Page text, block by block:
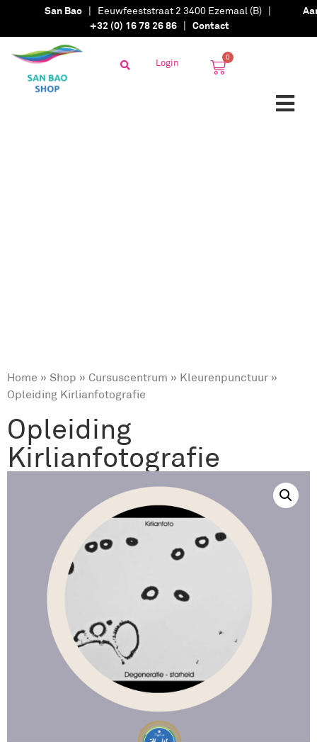
San Bao | Eeuwfeeststraat 2 3400 Ezemaal (B) |
+32 (0) 16 78 26 86 | Contact
Login 0
Home » Shop » Cursuscentrum » Kleurenpunctuur »
Opleiding Kirlianfotografie
Opleiding
Kirlianfotografie